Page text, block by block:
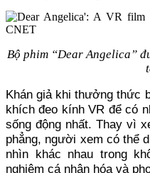
Bộ phim “Dear Angelica”
Khán giả khi thưởng thức
khích đeo kính VR để có
sống động nhất. Thay vì
phẳng, người xem có thể
nhìn khác nhau trong
nghiệm cá nhân hóa và